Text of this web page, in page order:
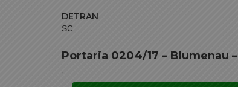
DETRAN
SC
Portaria 0204/17 – Blumenau